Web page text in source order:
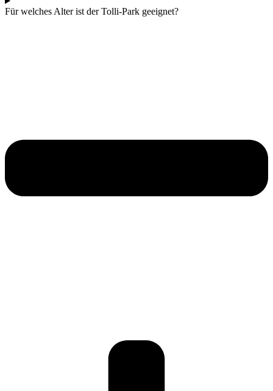
Für welches Alter ist der Tolli-Park geeignet?